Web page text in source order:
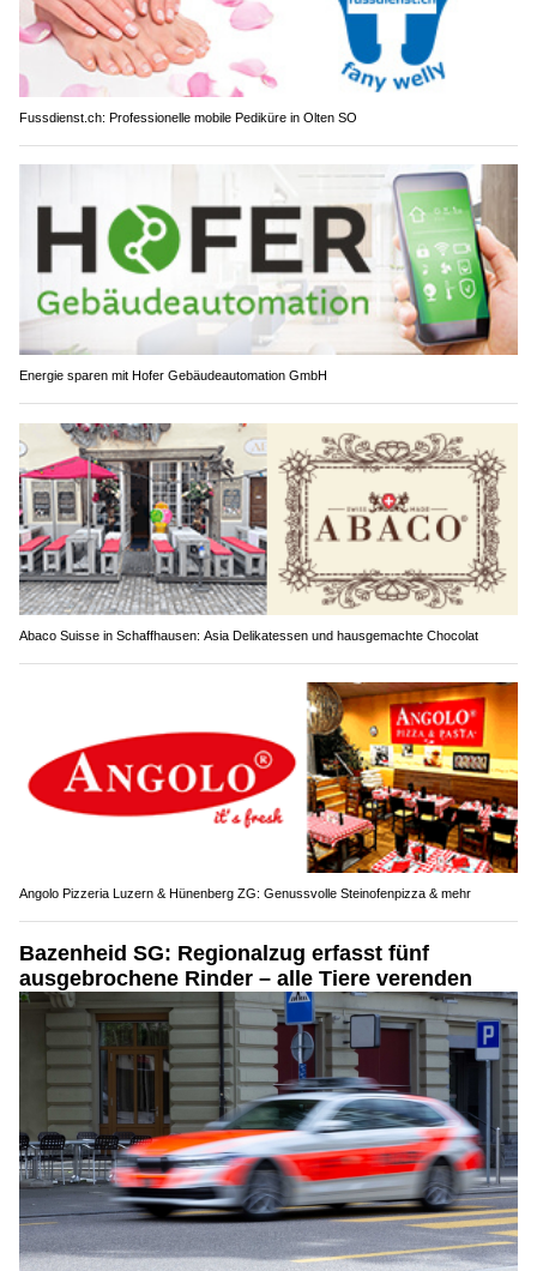
Fussdienst.ch: Professionelle mobile Pediküre in Olten SO
Energie sparen mit Hofer Gebäudeautomation GmbH
Abaco Suisse in Schaffhausen: Asia Delikatessen und hausgemachte Chocolat
Angolo Pizzeria Luzern & Hünenberg ZG: Genussvolle Steinofenpizza & mehr
Bazenheid SG: Regionalzug erfasst fünf
ausgebrochene Rinder – alle Tiere verenden